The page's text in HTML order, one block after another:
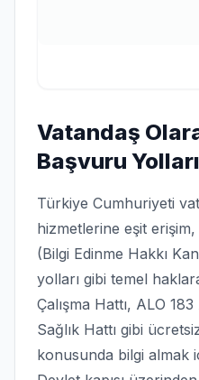
Vatandaş
Başvuru Yolları
Türkiye Cumhuriyeti
hizmetlerine eşit
(Bilgi Edinme Hakkı
yolları gibi temel
Çalışma Hattı, ALO
Sağlık Hattı gibi
konusunda bilgi almak